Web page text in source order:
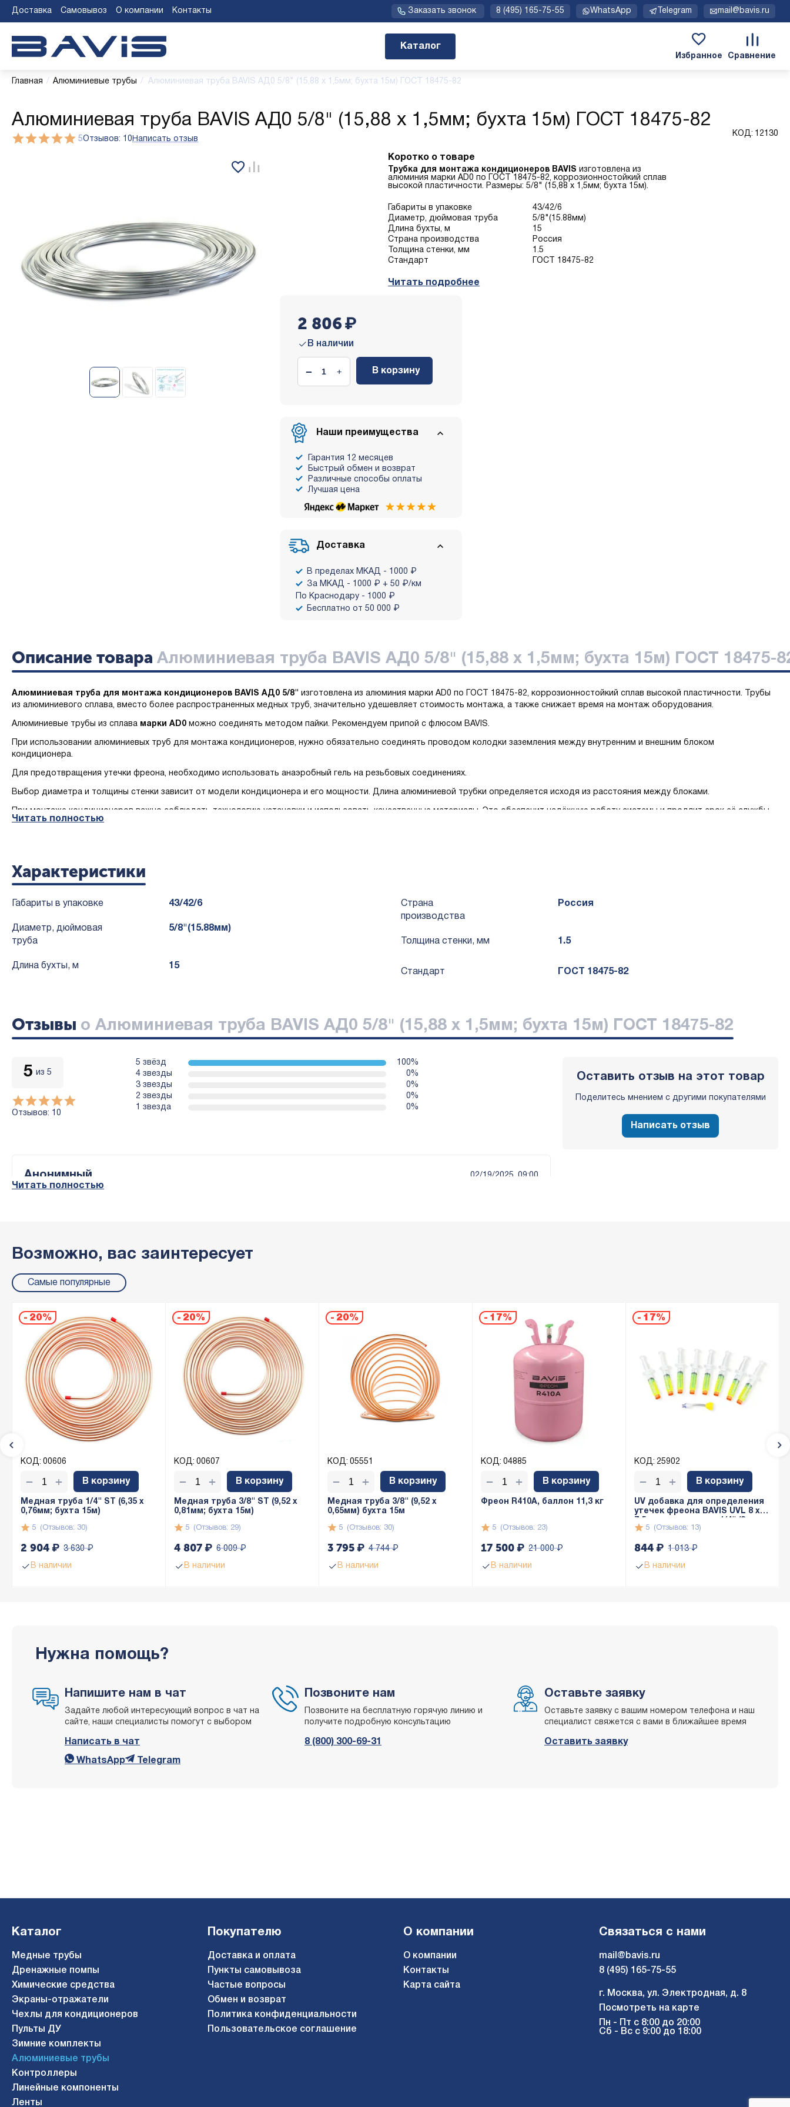
Доставка Самовывоз О компании Контакты Заказать звонок 8 (495) 165-75-55 WhatsApp Telegram mail@bavis.ru
Каталог
Главная / Алюминиевые трубы / Алюминиевая труба BAVIS АД0 5/8" (15,88 х 1,5мм; бухта 15м) ГОСТ 18475-82
Алюминиевая труба BAVIS АД0 5/8" (15,88 х 1,5мм; бухта 15м) ГОСТ 18475-82
КОД: 12130
5Отзывов: 10 Написать отзыв
Коротко о товаре
Трубка для монтажа кондиционеров BAVIS изготовлена из
алюминия марки AD0 по ГОСТ 18475-82, коррозионностойкий сплав
высокой пластичности. Размеры: 5/8" (15,88 х 1,5мм; бухта 15м).
Габариты в упаковке
43/42/6
Диаметр, дюймовая труба
5/8"(15.88мм)
Длина бухты, м
15
Страна производства
Россия
Толщина стенки, мм
1.5
Стандарт
ГОСТ 18475-82
Читать подробнее
2 806₽
В наличии
+
− В корзину
Наши преимущества
Гарантия 12 месяцев
Быстрый обмен и возврат
Различные способы оплаты
Лучшая цена
Доставка
В пределах МКАД - 1000 ₽
За МКАД - 1000 ₽ + 50 ₽/км
По Краснодару - 1000 ₽
Бесплатно от 50 000 ₽
Описание товара Алюминиевая труба BAVIS АД0 5/8" (15,88 х 1,5мм; бухта 15м) ГОСТ 18475-
Алюминиевая труба для монтажа кондиционеров BAVIS АД0 5/8" изготовлена из алюминия марки AD0 по ГОСТ 18475-82, коррозионностойкий сплав высокой пластичности. Трубы
из алюминиевого сплава, вместо более распространенных медных труб, значительно удешевляет стоимость монтажа, а также снижает время на монтаж оборудования.
Алюминиевые трубы из сплава марки AD0 можно соединять методом пайки. Рекомендуем припой с флюсом BAVIS.
При использовании алюминиевых труб для монтажа кондиционеров, нужно обязательно соединять проводом колодки заземления между внутренним и внешним блоком
кондиционера.
Для предотвращения утечки фреона, необходимо использовать анаэробный гель на резьбовых соединениях.
Выбор диаметра и толщины стенки зависит от модели кондиционера и его мощности. Длина алюминиевой трубки определяется исходя из расстояния между блоками.
При монтаже кондиционеров важно соблюдать технологию установки и использовать качественные материалы. Это обеспечит надёжную работу системы и продлит срок её службы.
Читать полностью
Характеристики
Габариты в упаковке 43/42/6
Диаметр, дюймовая
труба
5/8"(15.88мм)
Длина бухты, м 15
Страна
производства
Россия
Толщина стенки, мм 1.5
Стандарт ГОСТ 18475-82
Отзывы о Алюминиевая труба BAVIS АД0 5/8" (15,88 х 1,5мм; бухта 15м) ГОСТ 18475-82
5 из 5
Отзывов: 10
5 звёзд
100%
4 звезды
0%
3 звезды
0%
2 звезды
0%
1 звезда
0%
Анонимный 02/19/2025, 09:00
Анонимный
Комментарий
Товар пришел отлично упакован. Идеальное состояние. Качественно. В магазинах города намного дороже. Все
соответствует картинке и описанию. Спасибо!!!
Валентина 02/15/2025, 10:11
Комментарий
Не знаю насчёт кондиционеров, но для моих целей то, что надо))) режется хорошо и кусачками,и диском. Паять буду
позднее, но сомнений нет
Пришла очень хорошо упакована. Хорошее качество, достойная цена
Комментарий
В восторге.
5
Комментарий
Не пробовал, но паял трубка держит припой не плавиться
5
Преимущества
Оставить отзыв на этот товар
Поделитесь мнением с другими покупателями
Написать отзыв
Читать полностью
Возможно, вас заинтересует
Самые популярные
- 20%
КОД: 00606
Медная труба 1/4" ST (6,35 х
0,76мм; бухта 15м)
(Отзывов: 30)
5
В наличии
3 630 ₽
2 904₽
В корзину
+
−
- 20%
КОД: 00607
Медная труба 3/8" ST (9,52 х
0,81мм; бухта 15м)
(Отзывов: 29)
5
В наличии
6 009 ₽
4 807₽
В корзину
+
−
- 20%
КОД: 05551
Медная труба 3/8" (9,52 x
0,65мм) бухта 15м
(Отзывов: 30)
5
В наличии
4 744 ₽
3 795₽
В корзину
+
−
- 17%
КОД: 04885
Фреон R410A, баллон 11,3 кг
(Отзывов: 23)
5
В наличии
21 000 ₽
17 500₽
В корзину
+
−
- 17%
КОД: 25902
UV добавка для определения
утечек фреона BAVIS UVL 8 x
по 7,5мл)(Отзывов: 13)
5
В наличии
1 013 ₽
844₽
В корзину
+
−
Нужна помощь?
Напишите нам в чат
Задайте любой интересующий вопрос в чат на
сайте, наши специалисты помогут с выбором
Написать в чат
WhatsApp Telegram
Позвоните нам
Позвоните на бесплатную горячую линию и
получите подробную консультацию
8 (800) 300-69-31
Оставьте заявку
Оставьте заявку с вашим номером телефона и наш
специалист свяжется с вами в ближайшее время
Оставить заявку
Каталог
Медные трубы
Дренажные помпы
Химические средства
Экраны-отражатели
Чехлы для кондиционеров
Пульты ДУ
Зимние комплекты
Алюминиевые трубы
Контроллеры
Линейные компоненты
Ленты
Покупателю
Доставка и оплата
Пункты самовывоза
Частые вопросы
Обмен и возврат
Политика конфиденциальности
Пользовательское соглашение
О компании
О компании
Контакты
Карта сайта
Связаться с нами
mail@bavis.ru
8 (495) 165-75-55
г. Москва, ул. Электродная, д. 8
Посмотреть на карте
Пн - Пт с 8:00 до 20:00
Сб - Вс с 9:00 до 18:00